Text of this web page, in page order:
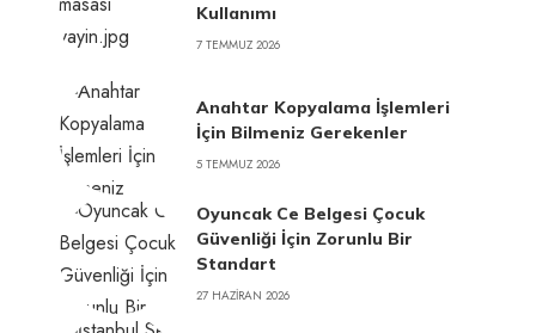
Kullanımı
7 TEMMUZ 2026
Anahtar Kopyalama İşlemleri
İçin Bilmeniz Gerekenler
5 TEMMUZ 2026
Oyuncak Ce Belgesi Çocuk
Güvenliği İçin Zorunlu Bir
Standart
27 HAZIRAN 2026